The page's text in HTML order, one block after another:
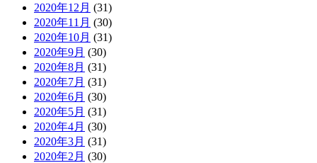
2020年12月 (31)
2020年11月 (30)
2020年10月 (31)
2020年9月 (30)
2020年8月 (31)
2020年7月 (31)
2020年6月 (30)
2020年5月 (31)
2020年4月 (30)
2020年3月 (31)
2020年2月 (30)